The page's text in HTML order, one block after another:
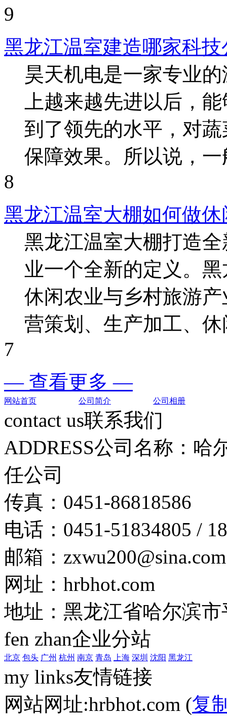
9
黑龙江温室建造哪家科
昊天机电是一家专业
上越来越先进以后，
到了领先的水平，对
保障效果。所以说，一
8
黑龙江温室大棚如何做
黑龙江温室大棚打造
业一个全新的定义。
休闲农业与乡村旅游
营策划、生产加工、休
7
— 查看更多 —
网站首页 公司简介 公司相册
contact us联系我们
ADDRESS公司名称：哈
任公司
传真：0451-86818586
电话：0451-51834805 /
邮箱：zxwu200@sina.com
网址：hrbhot.com
地址：黑龙江省哈尔滨
fen zhan企业分站
北京 包头 广州 杭州 南京 青岛 上海 深圳 沈阳 黑龙江
my links友情链接
网站网址:hrbhot.com (复